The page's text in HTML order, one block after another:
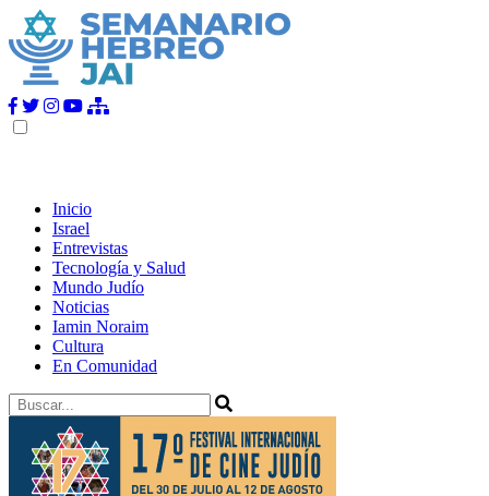
Inicio
Israel
Entrevistas
Tecnología y Salud
Mundo Judío
Noticias
Iamin Noraim
Cultura
En Comunidad